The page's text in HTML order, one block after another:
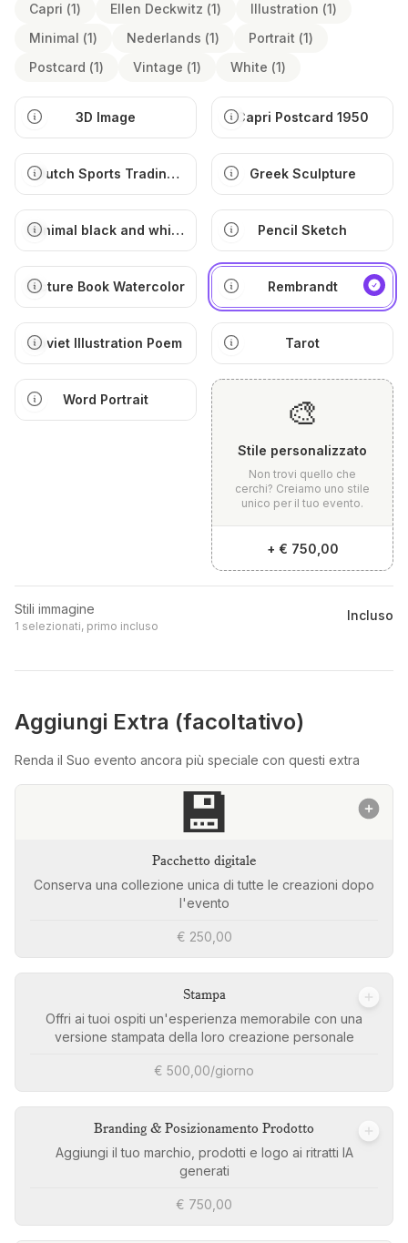
Capri (1) Ellen Deckwitz (1) Illustration (1)
Minimal (1) Nederlands (1) Portrait (1)
Postcard (1) Vintage (1) White (1)
3D Image Capri Postcard 1950
Dutch Sports Trading
Card
Greek Sculpture
Minimal black and white
illustration
Pencil Sketch
Picture Book Watercolor Rembrandt
Soviet Illustration Poem Tarot
Word Portrait 🎨
Stile personalizzato
Non trovi quello che
cerchi? Creiamo uno stile
unico per il tuo evento.
+ € 750,00
Stili immagine
1 selezionati, primo incluso
Incluso
Aggiungi Extra (facoltativo)
Renda il Suo evento ancora più speciale con questi extra
💾
Pacchetto digitale
Conserva una collezione unica di tutte le creazioni dopo
l'evento
€ 250,00
Stampa
Offri ai tuoi ospiti un'esperienza memorabile con una
versione stampata della loro creazione personale
€ 500,00/giorno
Branding & Posizionamento Prodotto
Aggiungi il tuo marchio, prodotti e logo ai ritratti IA
generati
€ 750,00